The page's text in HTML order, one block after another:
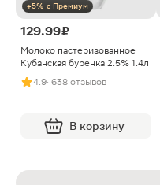
+5% с Премиум
129.99 ₽
Молоко пастеризованное
Кубанская буренка 2.5% 1.4л
4.9· 638 отзывов
В корзину